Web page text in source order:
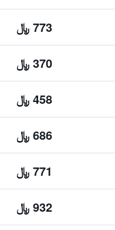
773 ﷼
370 ﷼
458 ﷼
686 ﷼
771 ﷼
932 ﷼